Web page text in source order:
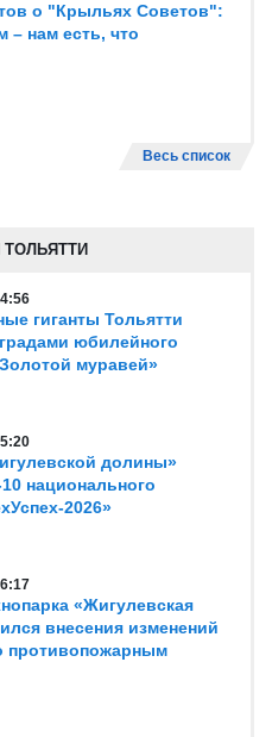
о "Крыльях Советов":
нам есть, что
Весь список
гиганты Тольятти
юбилейного
муравей»
долины»
национального
2026»
«Жигулевская
внесения изменений
противопожарным